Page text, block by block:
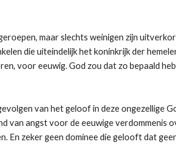
maar slechts weinigen zijn
die uiteindelijk het koninkrijk der
voor eeuwig. God zou dat zo bepaald
van het geloof in deze ongezellige
van angst voor de eeuwige verdommenis
En zeker geen dominee die gelooft dat